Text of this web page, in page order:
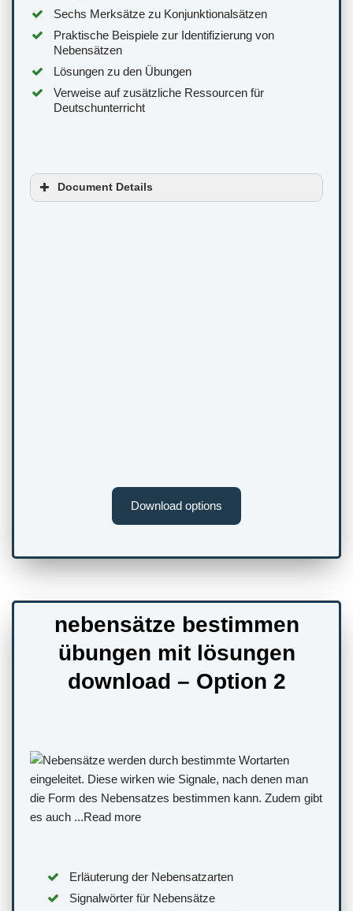
Sechs Merksätze zu Konjunktionalsätzen
Praktische Beispiele zur Identifizierung von
Nebensätzen
Lösungen zu den Übungen
Verweise auf zusätzliche Ressourcen für
Deutschunterricht
Document Details
Download options
nebensätze bestimmen
übungen mit lösungen
download – Option 2
Erläuterung der Nebensatzarten
Signalwörter für Nebensätze